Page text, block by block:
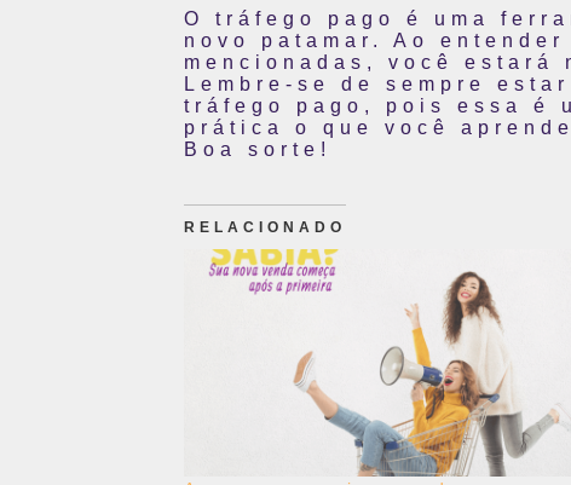
O tráfego pago é uma
novo patamar. Ao
mencionadas, você
Lembre-se de sempre
tráfego pago, pois essa é
prática o que você
Boa sorte!
RELACIONADO